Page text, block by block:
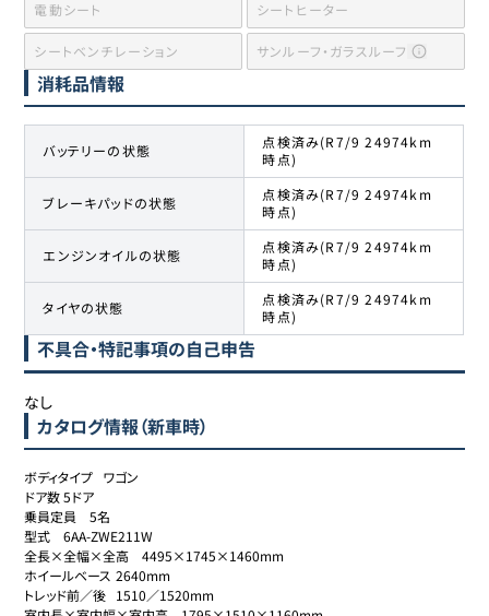
電動シート シートヒーター
シートベンチレーション サンルーフ・ガラスルーフ
消耗品情報
バッテリーの状態
点検済み(R7/9 24974km
時点)
ブレーキパッドの状態
点検済み(R7/9 24974km
時点)
エンジンオイルの状態
点検済み(R7/9 24974km
時点)
タイヤの状態
点検済み(R7/9 24974km
時点)
不具合・特記事項の自己申告
なし
カタログ情報（新車時）
ボディタイプ	ワゴン
ドア数	5ドア
乗員定員	5名
型式	6AA-ZWE211W
全長×全幅×全高	4495×1745×1460mm
ホイールベース	2640mm
トレッド前／後	1510／1520mm